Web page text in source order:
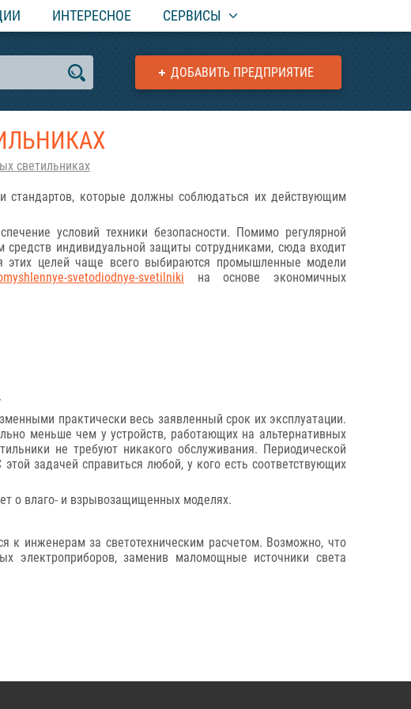
ИНТЕРЕСНОЕ СЕРВИСЫ
ДОБАВИТЬ ПРЕДПРИЯТИЕ
светильниках
стандартов, которые должны соблюдаться их действующим
условий техники безопасности. Помимо регулярной
средств индивидуальной защиты сотрудниками, сюда входит
целей чаще всего выбираются промышленные модели
svetodiodnye-svetilniki на основе экономичных
практически весь заявленный срок их эксплуатации.
меньше чем у устройств, работающих на альтернативных
не требуют никакого обслуживания. Периодической
задачей справиться любой, у кого есть соответствующих
о влаго- и взрывозащищенных моделях.
к инженерам за светотехническим расчетом. Возможно, что
электроприборов, заменив маломощные источники света